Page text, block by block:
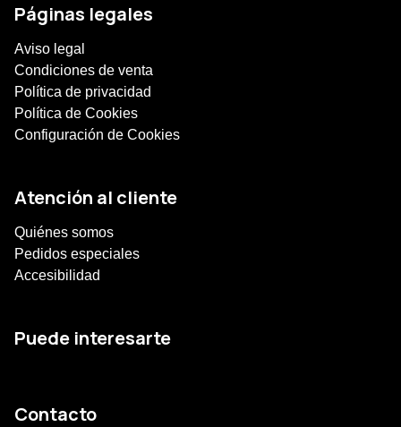
Páginas legales
Aviso legal
Condiciones de venta
Política de privacidad
Política de Cookies
Configuración de Cookies
Atención al cliente
Quiénes somos
Pedidos especiales
Accesibilidad
Puede interesarte
Contacto